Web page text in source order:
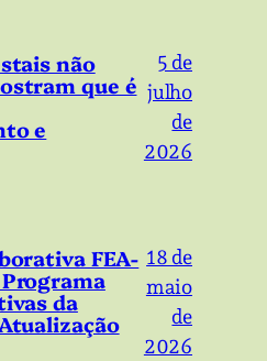
não
que é
e
5 de
julho
de
2026
FEA-
Programa
da
18 de
maio
de
2026